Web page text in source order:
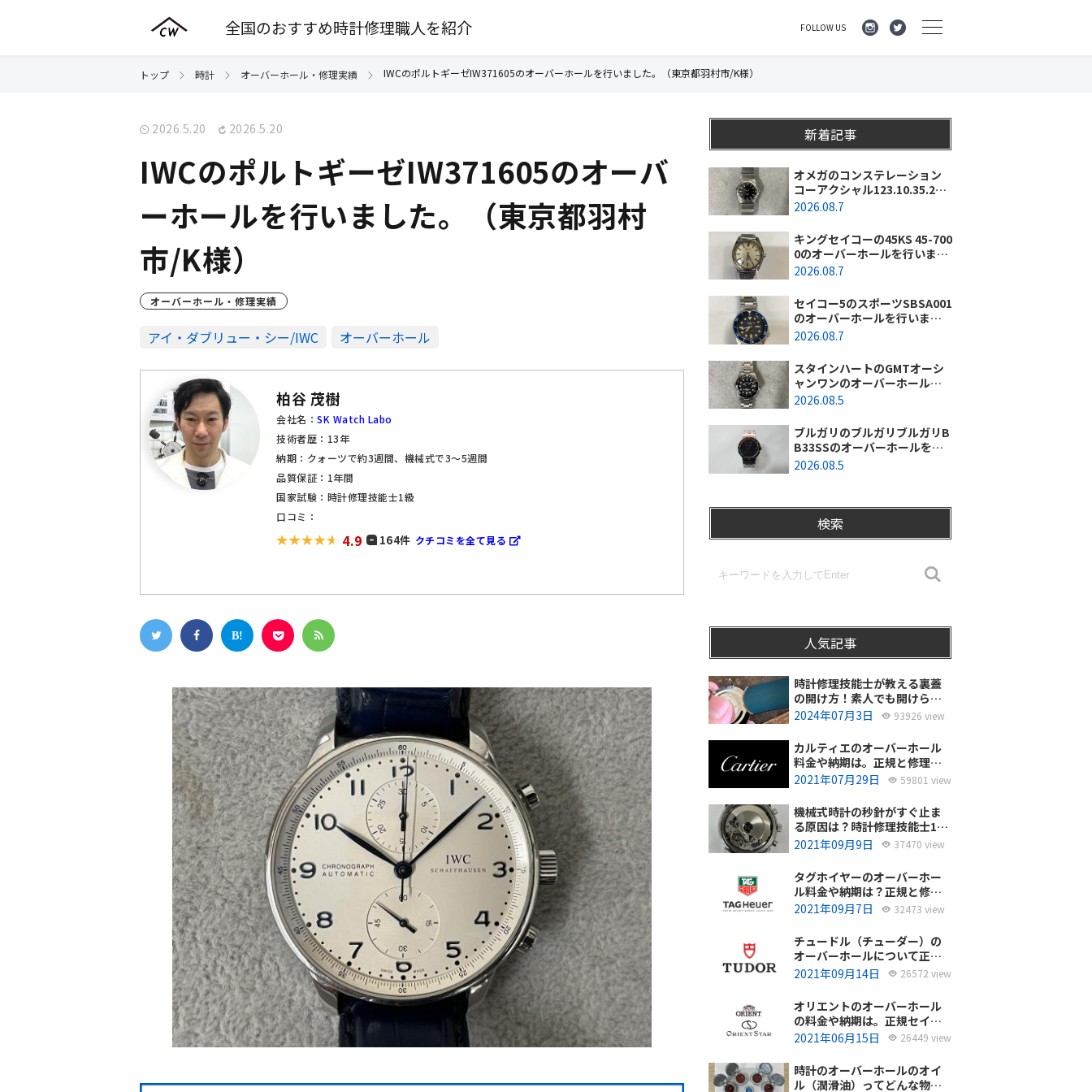
全国のおすすめ時計修理職人を紹介 FOLLOW US
トップ 時計 オーバーホール・修理実績 IWCのポルトギーゼIW371605のオーバーホールを行いました。（東京都羽村市/K様）
2026.5.20 2026.5.20
IWCのポルトギーゼIW371605のオーバ
ーホールを行いました。（東京都羽村
市/K様）
オーバーホール・修理実績
アイ・ダブリュー・シー/IWC オーバーホール
柏谷 茂樹
会社名： SK Watch Labo
技術者歴：13年
納期：クォーツで約3週間、機械式で3～5週間
品質保証：1年間
国家試験：時計修理技能士1級
口コミ：
4.9 164件 クチコミを全て見る
新着記事
オメガのコンステレーション
コーアクシャル123.10.35.20.0
1.001のオーバーホールを行い
様）
2026.08.7
キングセイコーの45KS 45-700
0のオーバーホールを行いまし
た。（埼玉県所沢市/I様）
2026.08.7
セイコー5のスポーツSBSA001
のオーバーホールを行いまし
た。（千葉県東金市/A様）
2026.08.7
スタインハートのGMTオーシ
ャンワンのオーバーホールを
行いました。（神奈川県平塚
2026.08.5
ブルガリのブルガリブルガリB
B33SSのオーバーホールを行
いました。（埼玉県所沢市/S
2026.08.5
検索
人気記事
時計修理技能士が教える裏蓋
の開け方！素人でも開けられ
る？
2024年07月3日 93926 view
カルティエのオーバーホール
料金や納期は。正規と修理専
門店の比較どちらがおすす
2021年07月29日 59801 view
機械式時計の秒針がすぐ止ま
る原因は？時計修理技能士1級
の技術者がお答えします。
2021年09月9日 37470 view
タグホイヤーのオーバーホー
ル料金や納期は？正規と修理
専門店の比較、どちらがおす
2021年09月7日 32473 view
チュードル（チューダー）の
オーバーホールについて正規
サービスと腕時計修理専門店
どっち？
2021年09月14日 26572 view
オリエントのオーバーホール
の料金や納期は。正規セイコ
ーエプソンと修理専門店の比
2021年06月15日 26449 view
時計のオーバーホールのオイ
ル（潤滑油）ってどんな物を